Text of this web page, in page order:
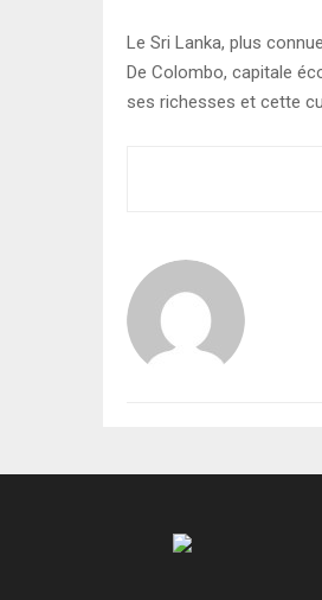
Le Sri Lanka, plus
De Colombo, capitale
ses richesses et cette